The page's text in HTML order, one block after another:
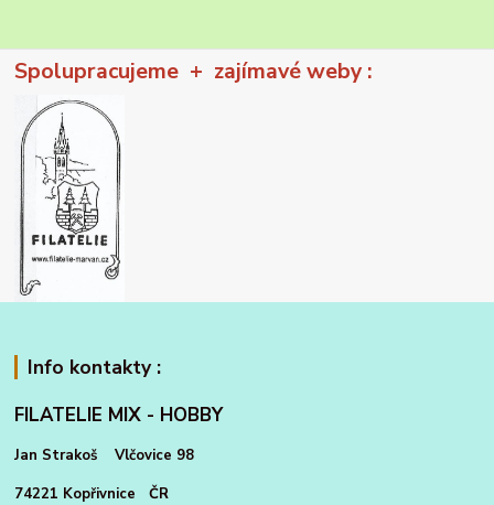
Spolupracujeme + zajímavé weby :
Info kontakty :
FILATELIE MIX - HOBBY
Jan Strakoš Vlčovice 98
74221 Kopřivnice ČR